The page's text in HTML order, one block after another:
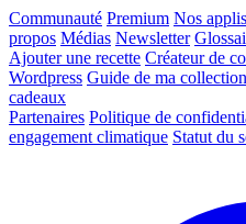
Communauté Premium Nos applis
propos Médias Newsletter
Ajouter une recette Créateur de
Wordpress Guide de ma collection
cadeaux
Partenaires Politique de
engagement climatique Statut du